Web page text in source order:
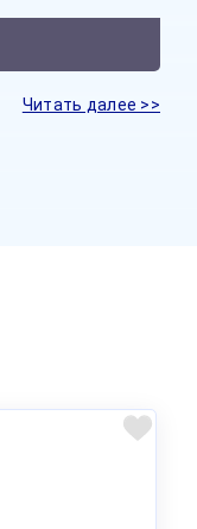
Читать далее >>